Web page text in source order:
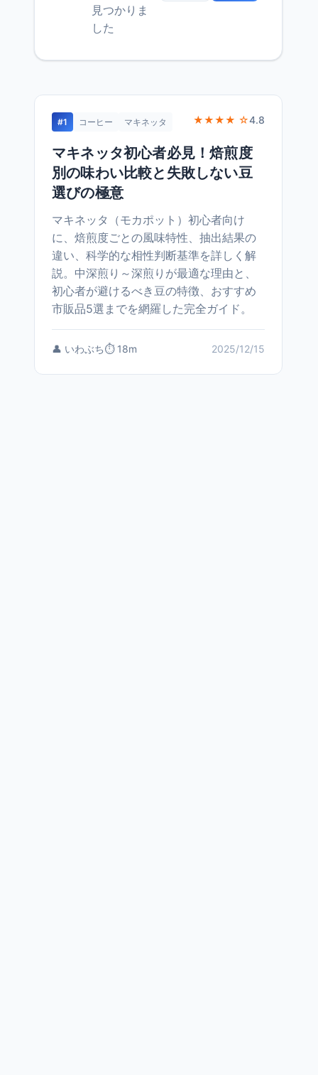
見つかりま
した
#1 コーヒー マキネッタ ★★★★ ☆4.8
マキネッタ初心者必見！焙煎度
別の味わい比較と失敗しない豆
選びの極意
マキネッタ（モカポット）初心者向け
に、焙煎度ごとの風味特性、抽出結果の
違い、科学的な相性判断基準を詳しく解
説。中深煎り～深煎りが最適な理由と、
初心者が避けるべき豆の特徴、おすすめ
市販品5選までを網羅した完全ガイド。
👤 いわぶち⏱️ 18m 2025/12/15